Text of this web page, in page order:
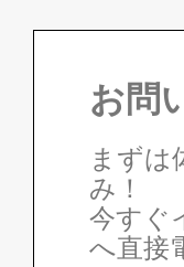
スクールカレンダー
お問
まずは
み！
今すぐ
へ直接